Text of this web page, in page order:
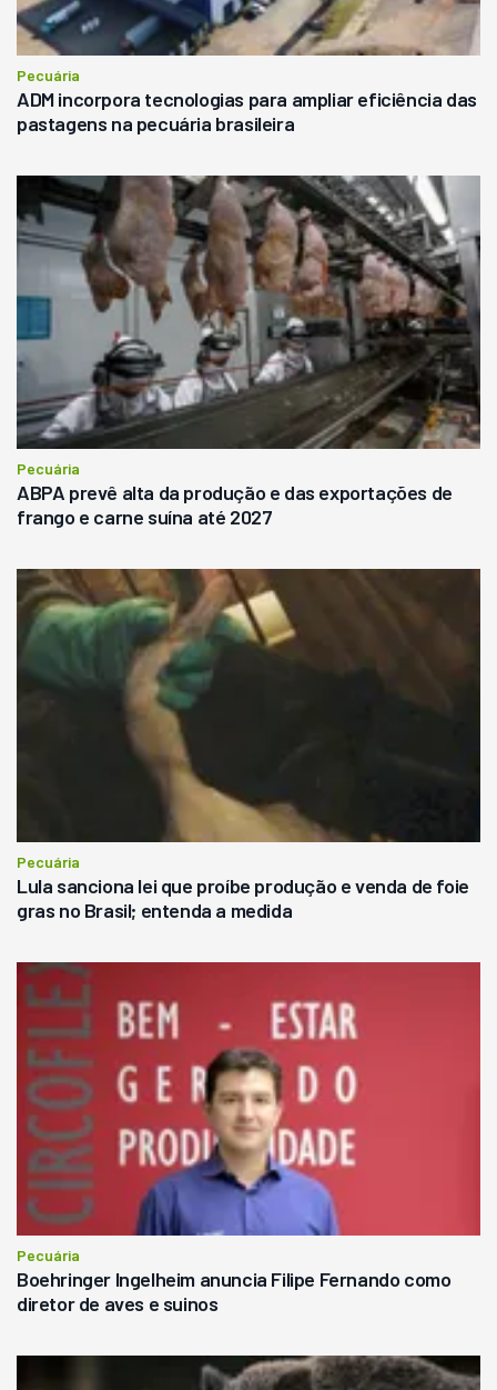
Pecuária
ADM incorpora tecnologias para ampliar eficiência das
pastagens na pecuária brasileira
Pecuária
ABPA prevê alta da produção e das exportações de
frango e carne suína até 2027
Pecuária
Lula sanciona lei que proíbe produção e venda de foie
gras no Brasil; entenda a medida
Pecuária
Boehringer Ingelheim anuncia Filipe Fernando como
diretor de aves e suinos